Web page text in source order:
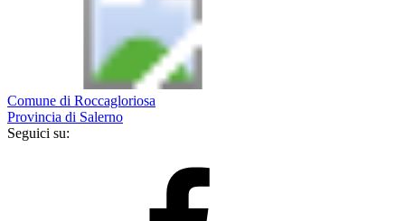
Comune di Roccagloriosa
Provincia di Salerno
Seguici su: